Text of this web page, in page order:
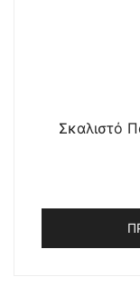
Σκαλιστό